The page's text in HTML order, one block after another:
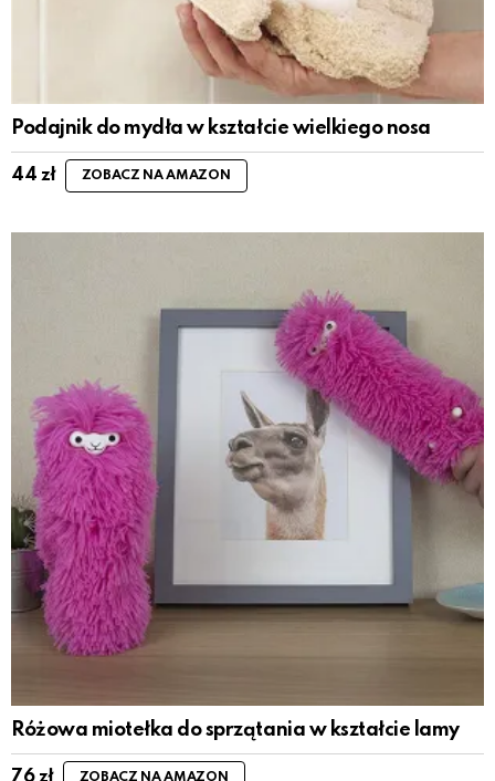
Podajnik do mydła w kształcie wielkiego nosa
44 zł ZOBACZ NA AMAZON
Różowa miotełka do sprzątania w kształcie lamy
76 zł ZOBACZ NA AMAZON